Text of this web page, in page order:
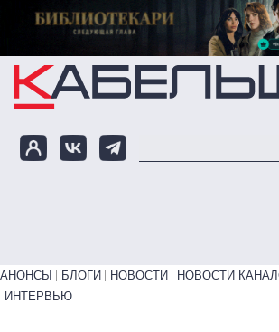
Перейти к основному содержанию
Primary links bottom
АНОНСЫ БЛОГИ НОВОСТИ НОВОСТИ
ИНТЕРВЬЮ